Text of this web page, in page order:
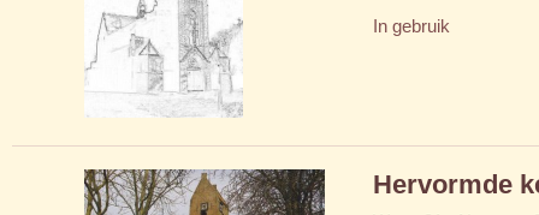
In gebruik
Hervormde